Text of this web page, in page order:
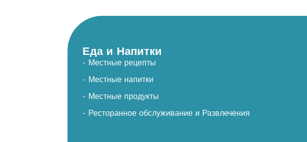
Еда и Напитки
- Местные рецепты
- Местные напитки
- Местные продукты
- Ресторанное обслуживание и Развлечения